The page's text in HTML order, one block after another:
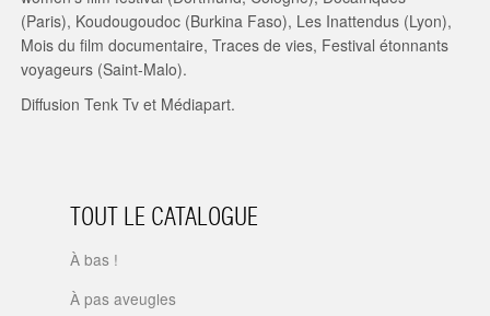
(Paris), Koudougoudoc (Burkina Faso), Les Inattendus (Lyon),
Mois du film documentaire, Traces de vies, Festival étonnants
voyageurs (Saint-Malo).
Diffusion Tenk Tv et Médiapart.
TOUT LE CATALOGUE
À bas !
À pas aveugles